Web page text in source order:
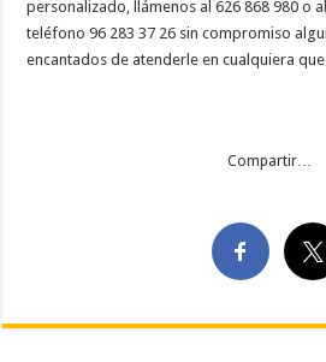
personalizado, llámenos al 626 868 980 o
teléfono 96 283 37 26 sin compromiso
encantados de atenderle en cualquiera que
Compartir…